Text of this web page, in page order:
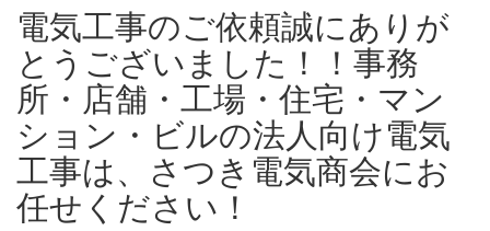
電気工事のご依頼誠にありが
とうございました！！事務
所・店舗・工場・住宅・マン
ション・ビルの法人向け電気
工事は、さつき電気商会にお
任せください！